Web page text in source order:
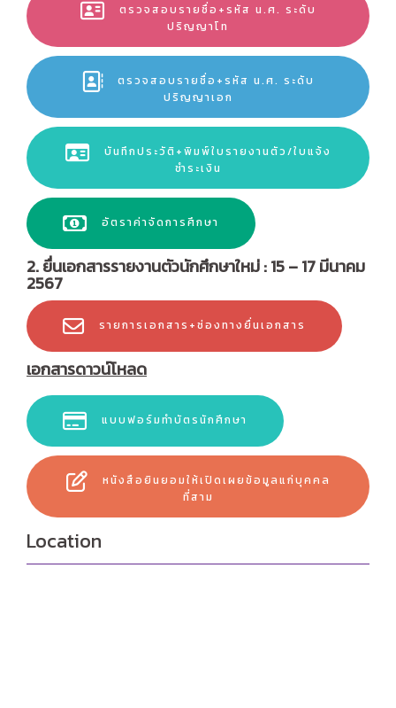
ตรวจสอบรายชื่อ+รหัส น.ศ. ระดับ
ปริญญาโท
ตรวจสอบรายชื่อ+รหัส น.ศ. ระดับ
ปริญญาเอก
บันทึกประวัติ+พิมพ์ใบรายงานตัว/ใบแจ้ง
ชำระเงิน
อัตราค่าจัดการศึกษา
2. ยื่นเอกสารรายงานตัวนักศึกษาใหม่ : 15 – 17 มีนาคม
2567
รายการเอกสาร+ช่องทางยื่นเอกสาร
เอกสารดาวน์โหลด
แบบฟอร์มทำบัตรนักศึกษา
หนังสือยินยอมให้เปิดเผยข้อมูลแก่บุคคล
ที่สาม
Location